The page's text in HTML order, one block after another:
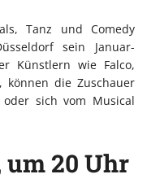
Tanz und Comedy
sein Januar-
Künstlern wie Falco,
können die Zuschauer
sich vom Musical
um 20 Uhr